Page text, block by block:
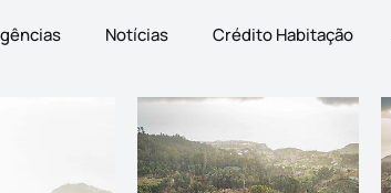
Notícias Crédito Habitação